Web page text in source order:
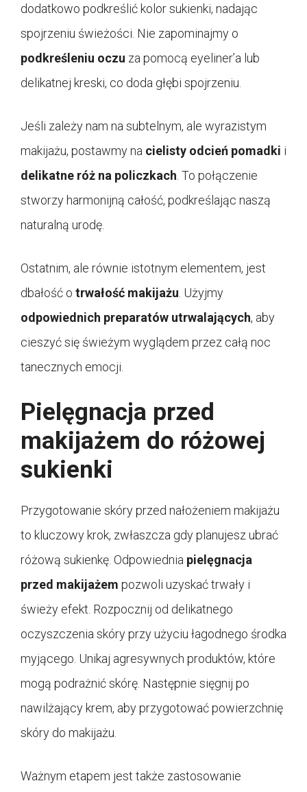
dodatkowo podkreślić kolor sukienki, nadając
spojrzeniu świeżości. Nie zapominajmy o
podkreśleniu oczu za pomocą eyeliner’a lub
delikatnej kreski, co doda głębi spojrzeniu.
Jeśli zależy nam na subtelnym, ale wyrazistym
makijażu, postawmy na cielisty odcień pomadki i
delikatne róż na policzkach . To połączenie
stworzy harmonijną całość, podkreślając naszą
naturalną urodę.
Ostatnim, ale równie istotnym elementem, jest
dbałość o trwałość makijażu . Użyjmy
odpowiednich preparatów utrwalających, aby
cieszyć się świeżym wyglądem przez całą noc
tanecznych emocji.
Pielęgnacja przed
makijażem do różowej
sukienki
Przygotowanie skóry przed nałożeniem makijażu
to kluczowy krok, zwłaszcza gdy planujesz ubrać
różową sukienkę. Odpowiednia pielęgnacja
przed makijażem pozwoli uzyskać trwały i
świeży efekt. Rozpocznij od delikatnego
oczyszczenia skóry przy użyciu łagodnego środka
myjącego. Unikaj agresywnych produktów, które
mogą podrażnić skórę. Następnie sięgnij po
nawilżający krem, aby przygotować powierzchnię
skóry do makijażu.
Ważnym etapem jest także zastosowanie